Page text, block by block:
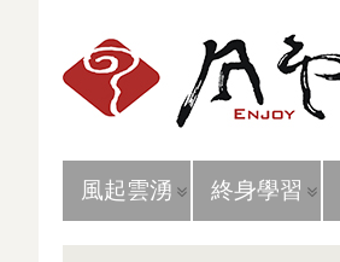
風起雲湧 終身學習